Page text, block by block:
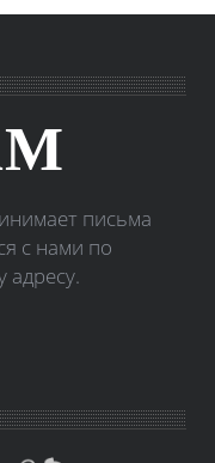
письма
с нами по
адресу.